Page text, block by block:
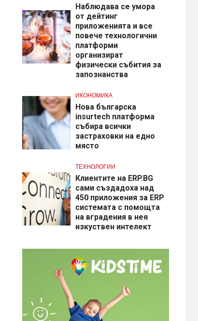
Наблюдава се умора
от дейтинг
приложенията и все
повече технологични
платформи
организират
физически събития за
запознанства
ИКОНОМИКА
Нова българска
insurtech платформа
събира всички
застраховки на едно
място
ТЕХНОЛОГИИ
Клиентите на ERP.BG
сами създадоха над
450 приложения за ERP
системата с помощта
на вградения в нея
изкуствен интелект